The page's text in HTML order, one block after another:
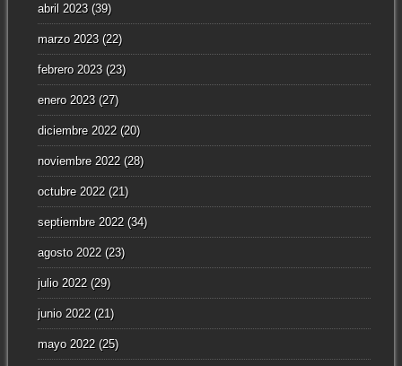
abril 2023(39)
marzo 2023(22)
febrero 2023(23)
enero 2023(27)
diciembre 2022(20)
noviembre 2022(28)
octubre 2022(21)
septiembre 2022(34)
agosto 2022(23)
julio 2022(29)
junio 2022(21)
mayo 2022(25)